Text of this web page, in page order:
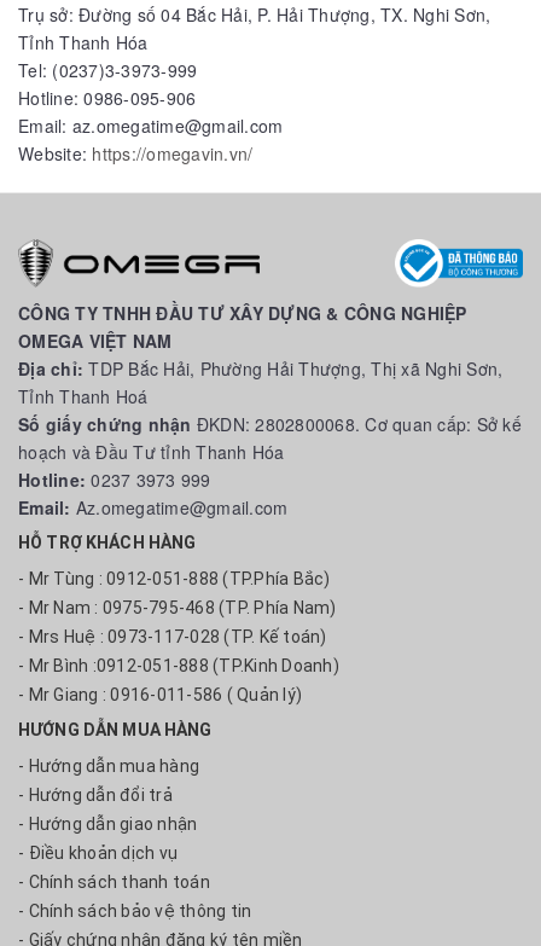
Trụ sở: Đường số 04 Bắc Hải, P. Hải Thượng, TX. Nghi Sơn,
Tỉnh Thanh Hóa
Tel: (0237)3-3973-999
Hotline: 0986-095-906
Email: az.omegatime@gmail.com
Website: https://omegavin.vn/
CÔNG TY TNHH ĐẦU TƯ XÂY DỰNG & CÔNG NGHIỆP
OMEGA VIỆT NAM
Địa chỉ:TDP Bắc Hải, Phường Hải Thượng, Thị xã Nghi Sơn,
Tỉnh Thanh Hoá
Số giấy chứng nhận ĐKDN: 2802800068. Cơ quan cấp: Sở kế
hoạch và Đầu Tư tỉnh Thanh Hóa
Hotline:0237 3973 999
Email: Az.omegatime@gmail.com
HỖ TRỢ KHÁCH HÀNG
- Mr Tùng : 0912-051-888 (TP.Phía Bắc)
- Mr Nam : 0975-795-468 (TP. Phía Nam)
- Mrs Huệ : 0973-117-028 (TP. Kế toán)
- Mr Bình :0912-051-888 (TP.Kinh Doanh)
- Mr Giang : 0916-011-586 ( Quản lý)
HƯỚNG DẪN MUA HÀNG
- Hướng dẫn mua hàng
- Hướng dẫn đổi trả
- Hướng dẫn giao nhận
- Điều khoản dịch vụ
- Chính sách thanh toán
- Chính sách bảo vệ thông tin
- Giấy chứng nhận đăng ký tên miền